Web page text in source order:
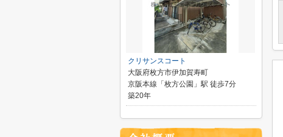
クリサンスコート
大阪府枚方市伊加賀寿町
京阪本線「枚方公園」駅 徒歩7分
築20年